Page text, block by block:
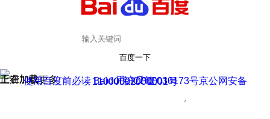
百度一下
正在加载
上滑加载更多 用户反馈
使用百度前必读 Baidu 京ICP证030173号
京公网安备11000002000001号